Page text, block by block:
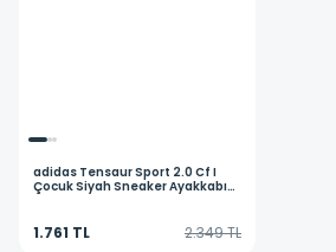
adidas Tensaur Sport 2.0 Cf I
Çocuk Siyah Sneaker Ayakkabı
1.761 TL 2.349 TL